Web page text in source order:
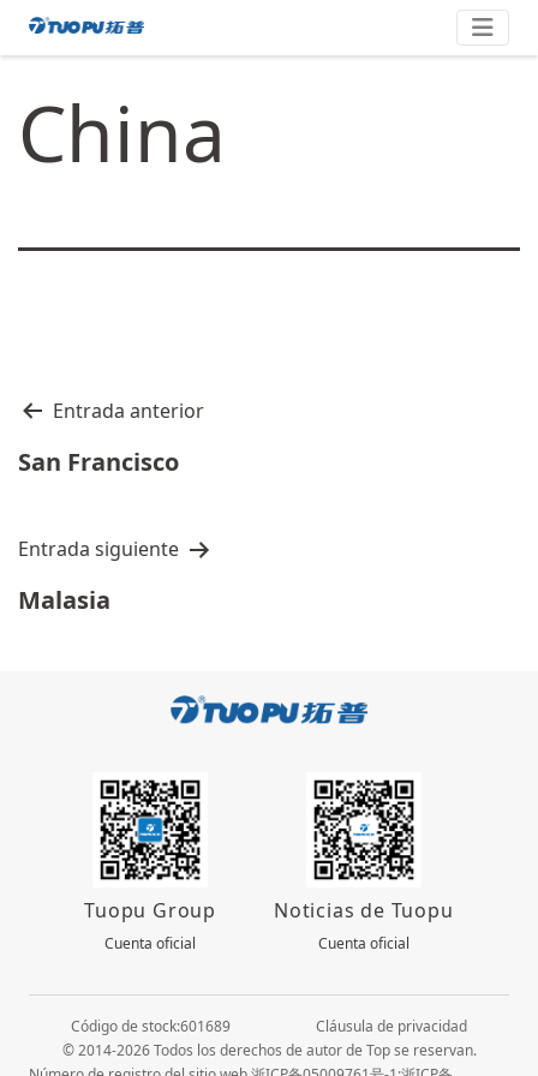
Saltar
拓
·
科
技
China
Navegación
de
entradas
Entrada anterior
San Francisco
Entrada siguiente
Malasia
Tuopu Group
Cuenta oficial
Noticias de Tuopu
Cuenta oficial
Código de stock:601689
Cláusula de privacidad
© 2014-2026 Todos los derechos de autor de Top se reservan.